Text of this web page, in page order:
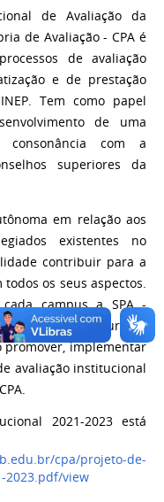
de Avaliação da
de Avaliação - CPA é
de avaliação
e de prestação
Tem como papel
de uma
consonância com a
superiores da
em relação aos
existentes no
contribuir para a
os seus aspectos.
campus a SPA -
é uma estrutura de
promover, implementar
avaliação institucional
2021-2023 está
cpa/projeto-de-
2023.pdf/view